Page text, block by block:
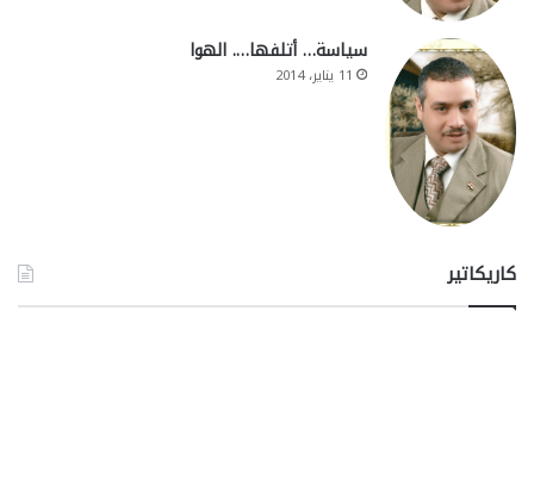
سياسة… أتلفها…. الهوا
11 يناير، 2014
كاريكاتير